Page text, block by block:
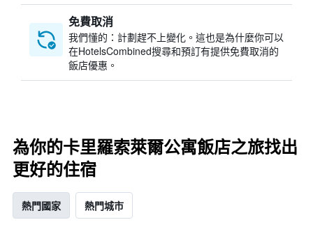
免費取消
我們懂的：計劃趕不上變化。這也是為什麼你可以
在HotelsCombined搜尋和預訂有提供免費取消的
飯店優惠。
為你的卡里羅索萊爾公寓飯店之旅找出
更好的住宿
熱門國家 熱門城市